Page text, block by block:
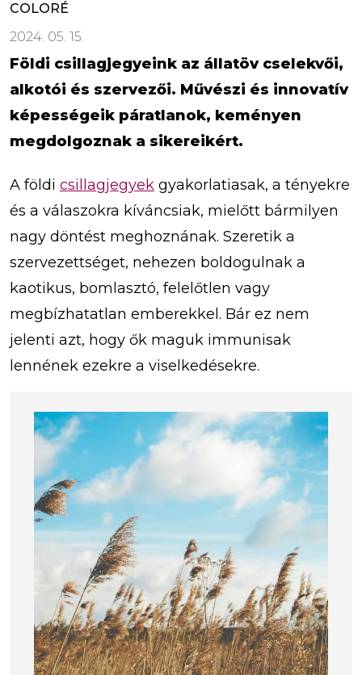
COLORÉ
2024. 05. 15.
Földi csillagjegyeink az állatöv cselekvői,
alkotói és szervezői. Művészi és innovatív
képességeik páratlanok, keményen
megdolgoznak a sikereikért.
A földi csillagjegyek gyakorlatiasak, a tényekre
és a válaszokra kíváncsiak, mielőtt bármilyen
nagy döntést meghoznának. Szeretik a
szervezettséget, nehezen boldogulnak a
kaotikus, bomlasztó, felelőtlen vagy
megbízhatatlan emberekkel. Bár ez nem
jelenti azt, hogy ők maguk immunisak
lennének ezekre a viselkedésekre.